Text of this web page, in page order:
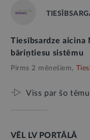
Tiesībsardze
bāriņtiesu sistēmu
Pirms 2 mēnešiem,
Viss par šo tēmu
VĒL LV PORTĀLĀ